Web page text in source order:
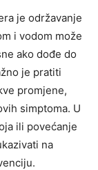
je održavanje
i vodom može
ako dođe do
je pratiti
promjene,
simptoma. U
ili povećanje
na